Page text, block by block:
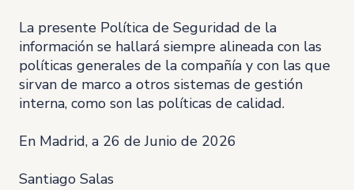
La presente Política de Seguridad de la
información se hallará siempre alineada con las
políticas generales de la compañía y con las que
sirvan de marco a otros sistemas de gestión
interna, como son las políticas de calidad.
En Madrid, a 26 de Junio de 2026
Santiago Salas